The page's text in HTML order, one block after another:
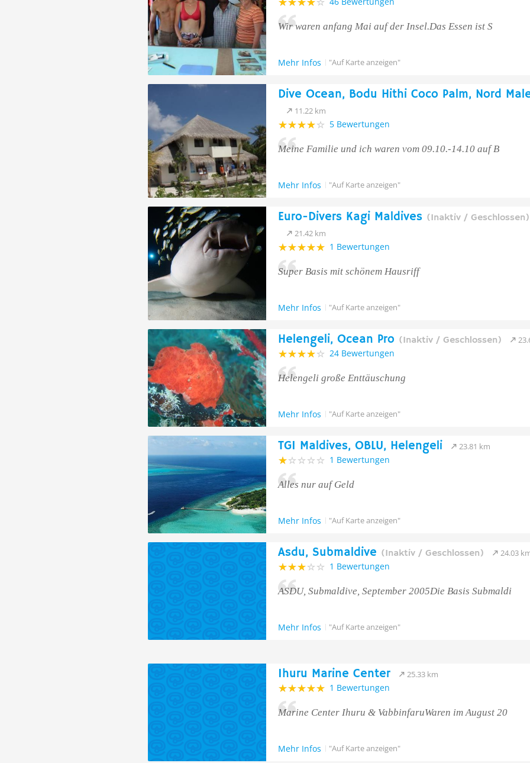
Wir waren anfang Mai auf der Insel.Das Essen ist S
Mehr Infos "Auf Karte anzeigen"
Dive Ocean, Bodu Hithi Coco Palm, Nord
11.22 km
5 Bewertungen
Meine Familie und ich waren vom 09.10.-14.10 auf B
Mehr Infos "Auf Karte anzeigen"
Euro-Divers Kagi Maldives (Inaktiv / Geschlossen)
21.42 km
1 Bewertungen
Super Basis mit schönem Hausriff
Mehr Infos "Auf Karte anzeigen"
Helengeli, Ocean Pro (Inaktiv / Geschlossen)
24 Bewertungen
Helengeli große Enttäuschung
Mehr Infos "Auf Karte anzeigen"
TGI Maldives, OBLU, Helengeli 23.81 km
1 Bewertungen
Alles nur auf Geld
Mehr Infos "Auf Karte anzeigen"
Asdu, Submaldive (Inaktiv / Geschlossen) 24.03
1 Bewertungen
ASDU, Submaldive, September 2005Die Basis Submaldi
Mehr Infos "Auf Karte anzeigen"
Ihuru Marine Center 25.33 km
1 Bewertungen
Marine Center Ihuru & VabbinfaruWaren im August 20
Mehr Infos "Auf Karte anzeigen"